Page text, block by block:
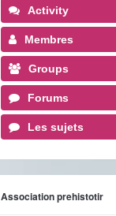
Activity
Membres
Groups
Forums
Les sujets
Association prehistotir